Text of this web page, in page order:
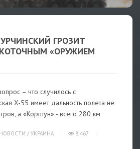
ГРОЗИТ
«ОРУЖИЕМ
– что случилось с
X-55 имеет дальность полета не
а «Коршун» - всего 280 км
НОВОСТИ / УКРАИНА
8 467